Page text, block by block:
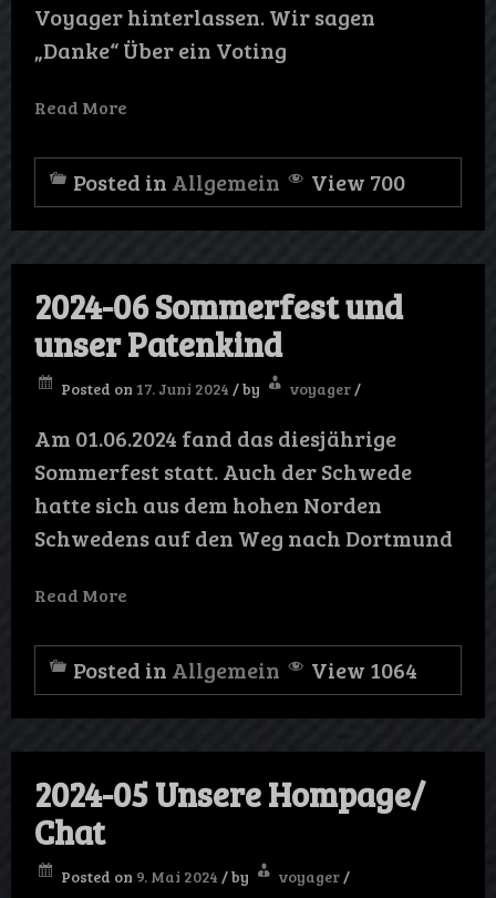
Voyager hinterlassen. Wir sagen
„Danke“ Über ein Voting
Read More
Posted in Allgemein View 700
2024-06 Sommerfest und
unser Patenkind
Posted on 17. Juni 2024 /by voyager/
Am 01.06.2024 fand das diesjährige
Sommerfest statt. Auch der Schwede
hatte sich aus dem hohen Norden
Schwedens auf den Weg nach Dortmund
Read More
Posted in Allgemein View 1064
2024-05 Unsere Hompage/
Chat
Posted on 9. Mai 2024 /by voyager/